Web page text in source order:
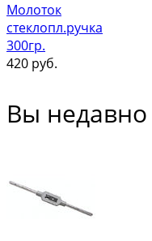
Молоток
стеклопл.ручка
300гр.
420 руб.
Вы